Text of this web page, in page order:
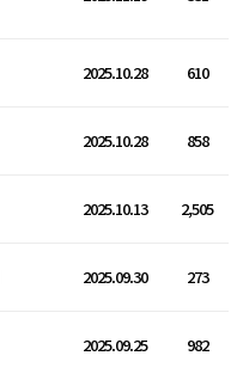
2025.10.28 610
2025.10.28 858
2025.10.13 2,505
2025.09.30 273
2025.09.25 982